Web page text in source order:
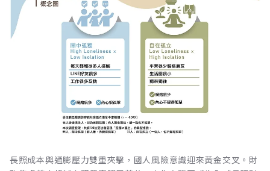
長照成本與通膨壓力雙重夾擊，國人風險意識迎來黃金交叉。財